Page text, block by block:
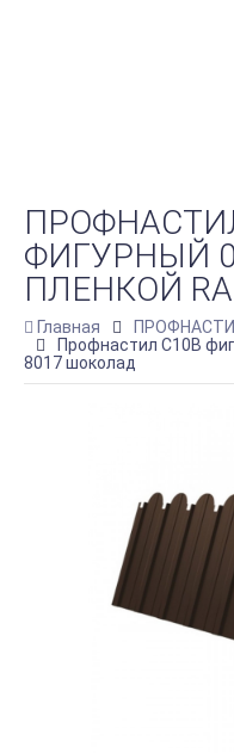
ФИГУРНЫЙ
ПЛЕНКОЙ
Главная
Профнастил C10B
8017 шоколад